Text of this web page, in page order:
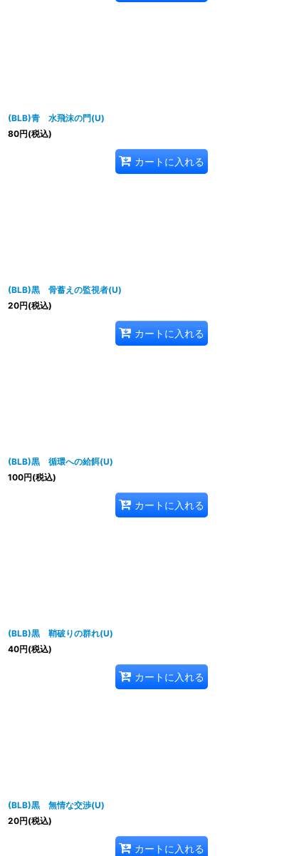
(BLB)青 水飛沫の門(U)
80円(税込)
カートに入れる
(BLB)黒 骨蓄えの監視者(U)
20円(税込)
カートに入れる
(BLB)黒 循環への給餌(U)
100円(税込)
カートに入れる
(BLB)黒 鞘破りの群れ(U)
40円(税込)
カートに入れる
(BLB)黒 無情な交渉(U)
20円(税込)
カートに入れる